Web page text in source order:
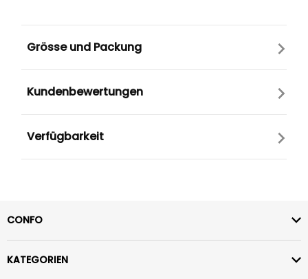
Grösse und Packung
Kundenbewertungen
Verfügbarkeit
CONFO
KATEGORIEN